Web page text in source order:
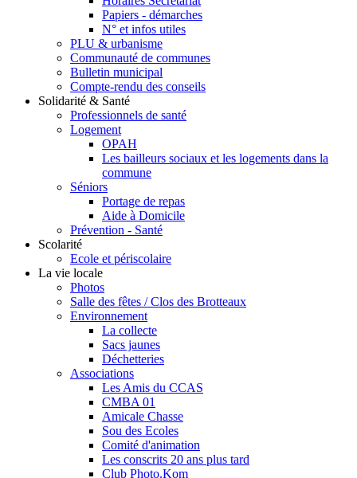
Papiers - démarches
N° et infos utiles
PLU & urbanisme
Communauté de communes
Bulletin municipal
Compte-rendu des conseils
Solidarité & Santé
Professionnels de santé
Logement
OPAH
Les bailleurs sociaux et les logements dans la
commune
Séniors
Portage de repas
Aide à Domicile
Prévention - Santé
Scolarité
Ecole et périscolaire
La vie locale
Photos
Salle des fêtes / Clos des Brotteaux
Environnement
La collecte
Sacs jaunes
Déchetteries
Associations
Les Amis du CCAS
CMBA 01
Amicale Chasse
Sou des Ecoles
Comité d'animation
Les conscrits 20 ans plus tard
Club Photo.Kom